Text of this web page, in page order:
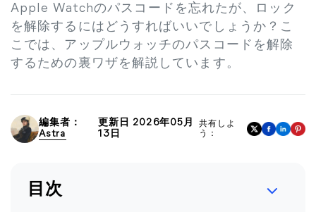
Apple Watchのパスコードを忘れたが、ロック
を解除するにはどうすればいいでしょうか？こ
こでは、アップルウォッチのパスコードを解除
するための裏ワザを解説しています。
編集者：
Astra
更新日 2026年05月
13日
共有しよ
う：
目次